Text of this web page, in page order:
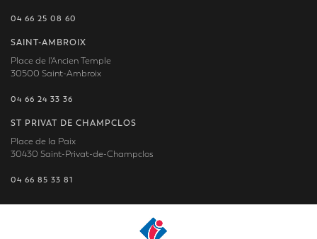
04 66 25 08 60
SAINT-AMBROIX
Place de l'Ancien Temple
30500 Saint-Ambroix
04 66 24 33 36
ST PRIVAT DE CHAMPCLOS
Place de la Paix
30430 Saint-Privat-de-Champclos
04 66 85 33 81